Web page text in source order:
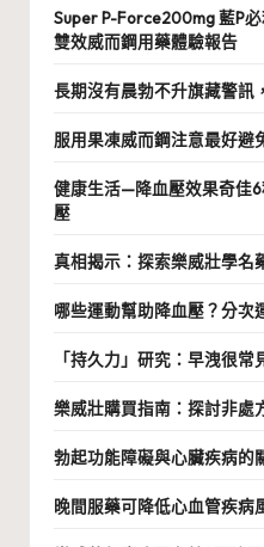
Super P-Force200mg 藍P
雙效威而鋼用藥體驗報告
長期沒有晨勃不升旗藏警訊
服用果凍威而鋼注意最好避
健康生活—降血壓效果奇佳
壓
真相揭示：探索樂威壯學名
哪些運動幫助降血壓？分次
「持久力」研究：早洩很
樂威壯購買指南：探討非處
勃起功能障礙與心臟疾病的
晚間服藥可降低心血管疾病